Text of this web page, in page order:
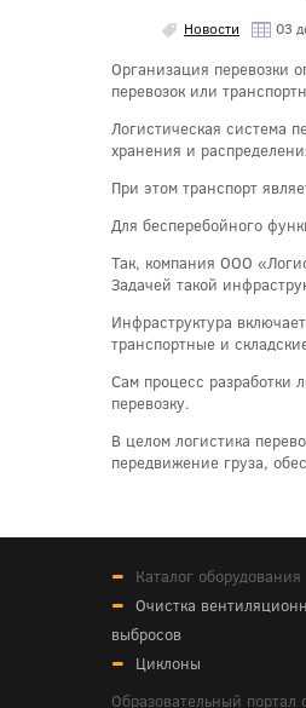
Новости 03
Организация перевозки
перевозок или
Логистическая система
хранения и
При этом транспорт
Для бесперебойного
Так, компания ООО
Задачей такой
Инфраструктура
транспортные и
Сам процесс разработки
перевозку.
В целом логистика
передвижение груза,
Каталог оборудования
Очистка
выбросов
Циклоны
Образовательный